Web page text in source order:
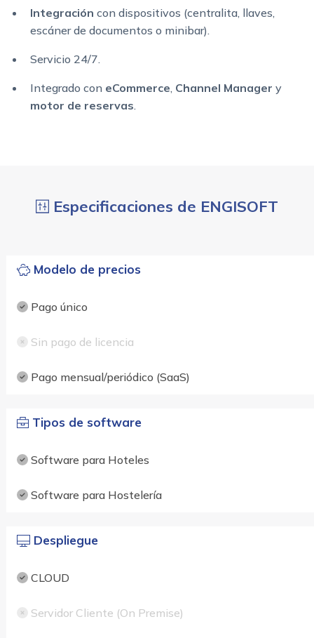
Integración con dispositivos (centralita, llaves,
escáner de documentos o minibar).
Servicio 24/7.
Integrado con eCommerce, Channel Manager y
motor de reservas.
Especificaciones de ENGISOFT
Modelo de precios
Pago único
Sin pago de licencia
Pago mensual/periódico (SaaS)
Tipos de software
Software para Hoteles
Software para Hostelería
Despliegue
CLOUD
Servidor Cliente (On Premise)